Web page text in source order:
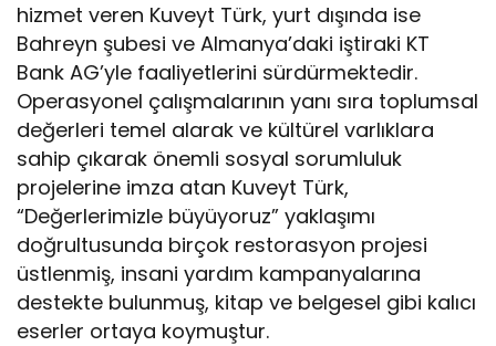
hizmet veren Kuveyt Türk, yurt dışında ise
Bahreyn şubesi ve Almanya’daki iştiraki KT
Bank AG’yle faaliyetlerini sürdürmektedir.
Operasyonel çalışmalarının yanı sıra toplumsal
değerleri temel alarak ve kültürel varlıklara
sahip çıkarak önemli sosyal sorumluluk
projelerine imza atan Kuveyt Türk,
“Değerlerimizle büyüyoruz” yaklaşımı
doğrultusunda birçok restorasyon projesi
üstlenmiş, insani yardım kampanyalarına
destekte bulunmuş, kitap ve belgesel gibi kalıcı
eserler ortaya koymuştur.